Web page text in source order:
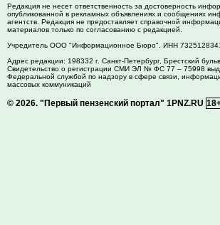
Редакция не несет ответственность за достоверность
опубликованной в рекламных объявлениях и сообщениях
агентств. Редакция не предоставляет справочной
материалов только по согласованию с редакцией.
Учредитель ООО "Информационное Бюро". ИНН
Адрес редакции: 198332 г. Санкт-Петербург, Брестский
Свидетельство о регистрации СМИ ЭЛ № ФС 77 – 75998
Федеральной службой по надзору в сфере связи,
массовых коммуникаций
© 2026. "Первый пензенский портал" 1PNZ.RU